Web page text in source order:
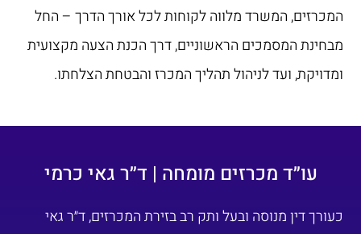
המכרזים, המשרד מלווה לקוחות לכל אורך הדרך – החל
מבחינת המסמכים הראשוניים, דרך הכנת הצעה מקצועית
ומדויקת, ועד לניהול תהליך המכרז והבטחת הצלחתו.
עו״ד מכרזים מומחה | ד״ר גאי כרמי
כעורך דין מנוסה ובעל ותק רב בזירת המכרזים, ד״ר גאי